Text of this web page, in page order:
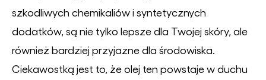
szkodliwych chemikaliów i syntetycznych
dodatków, są nie tylko lepsze dla Twojej skóry, ale
również bardziej przyjazne dla środowiska.
Ciekawostką jest to, że olej ten powstaje w duchu